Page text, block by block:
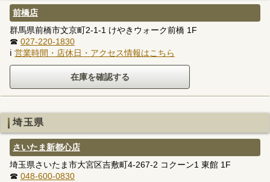
前橋店
群馬県前橋市文京町2-1-1 けやきウォーク前橋 1F
☎ 027-220-1830
ℹ 営業時間・店休日・アクセス情報はこちら
埼玉県
さいたま新都心店
埼玉県さいたま市大宮区吉敷町4-267-2 コクーン1 東館 1F
☎ 048-600-0830